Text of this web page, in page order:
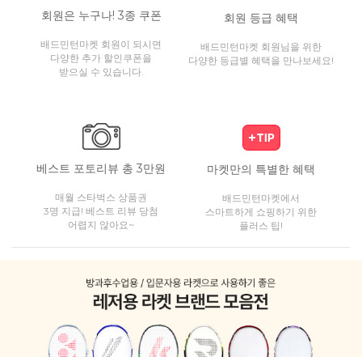
회원은 누구나! 3종 쿠폰
배드민턴마켓 회원이 되시면
다양한 추가 할인쿠폰을
받으실 수 있습니다.
회원 등급 혜택
배드민턴마켓 회원님을 위한
다양한 등급별 혜택을 만나보세요!
베스트 포토리뷰 총 3만원
매월 스타벅스 상품권
3명 지급! 베스트 리뷰 당첨
어렵지 않아요~
마켓만의 특별한 혜택
배드민턴마켓에서
스마트하게 쇼핑하기 위한
플러스 팁!